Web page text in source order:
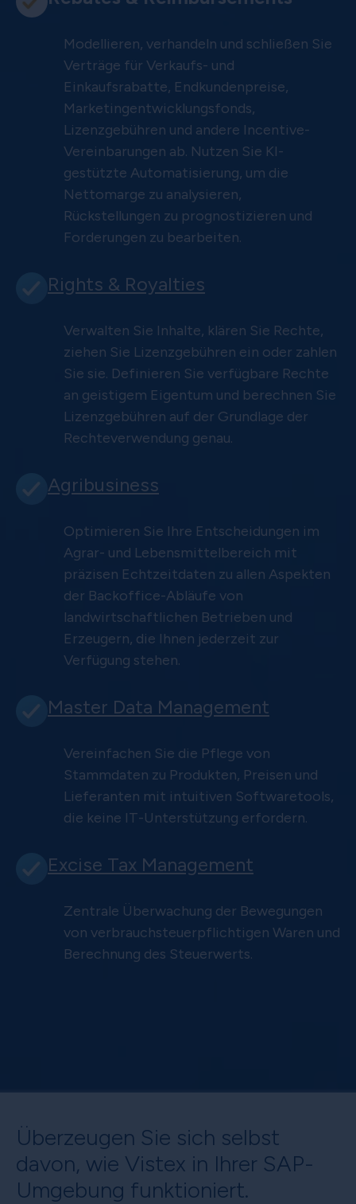
Modellieren, verhandeln und schließen Sie
Verträge für Verkaufs- und
Einkaufsrabatte, Endkundenpreise,
Marketingentwicklungsfonds,
Lizenzgebühren und andere Incentive-
Vereinbarungen ab. Nutzen Sie KI-
gestützte Automatisierung, um die
Nettomarge zu analysieren,
Rückstellungen zu prognostizieren und
Forderungen zu bearbeiten.
Rights & Royalties
Verwalten Sie Inhalte, klären Sie Rechte,
ziehen Sie Lizenzgebühren ein oder zahlen
Sie sie. Definieren Sie verfügbare Rechte
an geistigem Eigentum und berechnen Sie
Lizenzgebühren auf der Grundlage der
Rechteverwendung genau.
Agribusiness
Optimieren Sie Ihre Entscheidungen im
Agrar- und Lebensmittelbereich mit
präzisen Echtzeitdaten zu allen Aspekten
der Backoffice-Abläufe von
landwirtschaftlichen Betrieben und
Erzeugern, die Ihnen jederzeit zur
Verfügung stehen.
Master Data Management
Vereinfachen Sie die Pflege von
Stammdaten zu Produkten, Preisen und
Lieferanten mit intuitiven Softwaretools,
die keine IT-Unterstützung erfordern.
Excise Tax Management
Zentrale Überwachung der Bewegungen
von verbrauchsteuerpflichtigen Waren und
Berechnung des Steuerwerts.
Überzeugen Sie sich selbst
davon, wie Vistex in Ihrer SAP-
Umgebung funktioniert.